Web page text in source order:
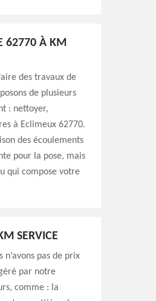
62770 À KM
des travaux de
de plusieurs
: nettoyer,
à Eclimeux 62770.
des écoulements
pour la pose, mais
qui compose votre
SERVICE
pas de prix
par notre
comme : la